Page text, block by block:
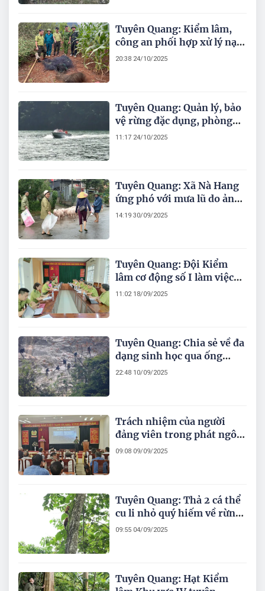
Tuyên Quang: Kiểm lâm,
công an phối hợp xử lý nạn
bẫy chim trái phép
20:38 24/10/2025
Tuyên Quang: Quản lý, bảo
vệ rừng đặc dụng, phòng
hộ Nà Hang
11:17 24/10/2025
Tuyên Quang: Xã Nà Hang
ứng phó với mưa lũ do ảnh
hưởng bão số 10
14:19 30/09/2025
Tuyên Quang: Đội Kiểm
lâm cơ động số I làm việc
với Hạt Kiểm lâm Khu vực
11:02 18/09/2025
Tuyên Quang: Chia sẻ về đa
dạng sinh học qua ống
kính và ngòi bút
22:48 10/09/2025
Trách nhiệm của người
đảng viên trong phát ngôn
và hành động khi tham gia
09:08 09/09/2025
Tuyên Quang: Thả 2 cá thể
cu li nhỏ quý hiếm về rừng
tự nhiên
09:55 04/09/2025
Tuyên Quang: Hạt Kiểm